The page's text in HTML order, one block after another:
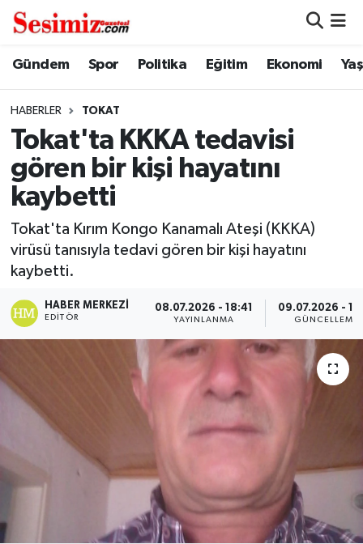
Gündem Spor Politika Eğitim Ekonomi
HABERLER TOKAT
Tokat'ta KKKA tedavisi
gören bir kişi hayatını
kaybetti
Tokat'ta Kırım Kongo Kanamalı Ateşi (KKKA)
virüsü tanısıyla tedavi gören bir kişi hayatını
kaybetti.
HABER MERKEZI
EDITÖR
08.07.2026 - 18:41
YAYINLANMA
09.07.2026 -
GÜNCELLEME
Dünya
Ekonomi
Genel
Gündem
Magazin
Politika
Teknoloji
Tokat Haberleri
Nöbetçi Eczaneler
Namaz Vakitleri
Trafik Durumu
Süper Lig Puan Durumu ve Fikstür
Tüm Manşetler
Son Dakika Haberleri